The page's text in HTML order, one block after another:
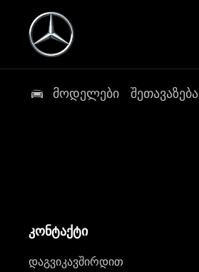
მოდელები შეთავაზება
კონტაქტი
დაგვიკავშირდით